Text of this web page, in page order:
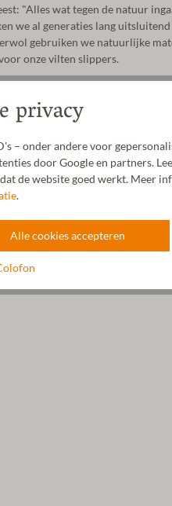
"Alles wat tegen de natuur
we al generaties lang
gebruiken we natuurlijke
onze vilten slippers.
privacy
– onder andere voor
door Google en partners.
de website goed werkt. Meer
.
Alle cookies accepteren